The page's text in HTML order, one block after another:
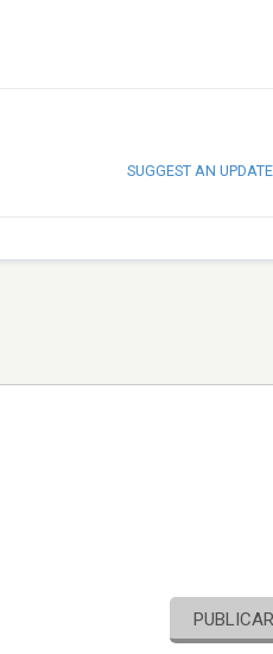
SUGGEST AN UPDATE
PUBLICAR